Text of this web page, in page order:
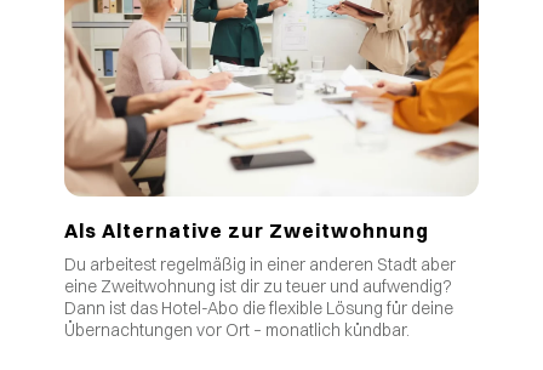
Als Alternative zur Zweitwohnung
Du arbeitest regelmäßig in einer anderen Stadt aber
eine Zweitwohnung ist dir zu teuer und aufwendig?
Dann ist das Hotel-Abo die flexible Lösung für deine
Übernachtungen vor Ort – monatlich kündbar.